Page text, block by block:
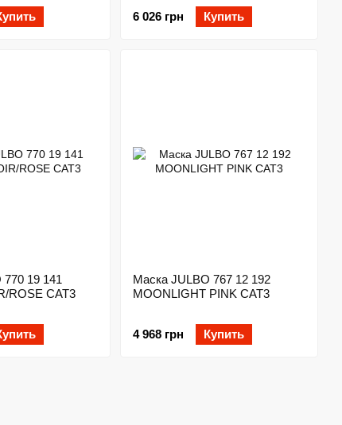
6 026 грн Купить
19 141
ROSE CAT3
Маска JULBO 767 12 192
MOONLIGHT PINK CAT3
4 968 грн Купить